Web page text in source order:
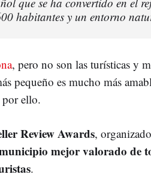
habitantes y un entorno
, pero no son las turísticas y
pequeño es mucho más
por ello.
Review Awards,
mejor valorado de
.